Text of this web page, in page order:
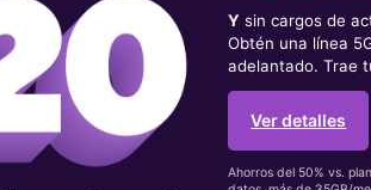
Y sin cargos de
Obtén una línea
adelantado. Trae
Ver detalles
Ahorros del 50% vs.